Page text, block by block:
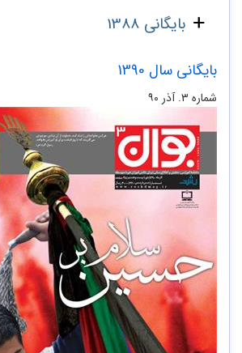
بایگانی 1388
بایگانی سال 1390
شماره‌ ۳. آذر ۹۰